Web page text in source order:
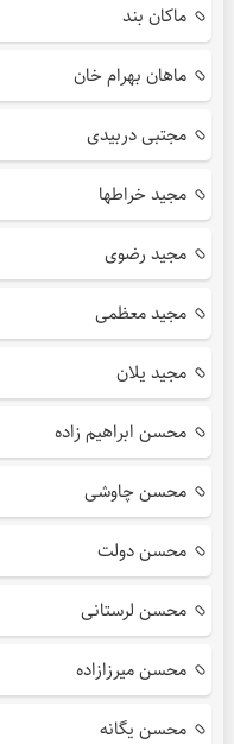
ماکان بند
ماهان بهرام خان
مجتبی دربیدی
مجید خراطها
مجید رضوی
مجید معظمی
مجید یلان
محسن ابراهیم زاده
محسن چاوشی
محسن دولت
محسن لرستانی
محسن میرزازاده
محسن یگانه